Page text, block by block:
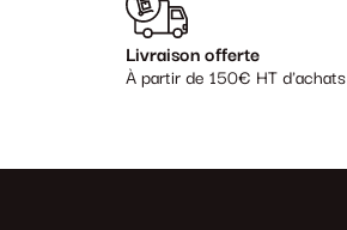
Livraison offerte
À partir de 150€ HT d'achats